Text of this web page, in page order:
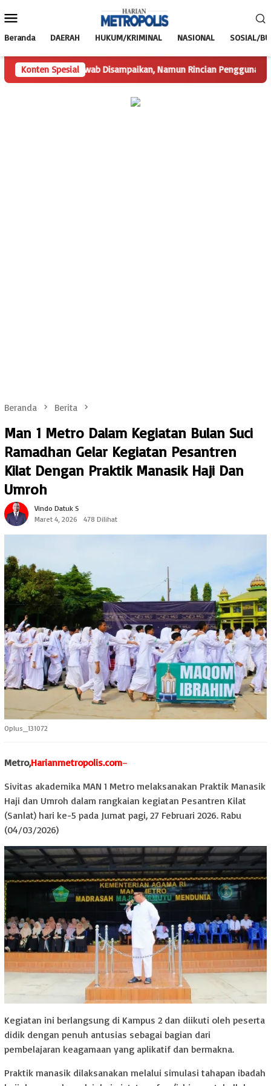
ke
Mobile
Beranda DAERAH HUKUM/KRIMINAL NASIONAL SOSIAL/
Konten Spesial
Hak Jawab Disampaikan, Namun Rincian Penggunaan Dana
Beranda Berita
Man 1 Metro Dalam Kegiatan Bulan Suci
Ramadhan Gelar Kegiatan Pesantren
Kilat Dengan Praktik Manasik Haji Dan
Umroh
Vindo Datuk S
Maret 4, 2026
478 Dilihat
Oplus_131072
Metro,Harianmetropolis.com–
Sivitas akademika MAN 1 Metro melaksanakan Praktik Manasik
Haji dan Umroh dalam rangkaian kegiatan Pesantren Kilat
(Sanlat) hari ke-5 pada Jumat pagi, 27 Februari 2026. Rabu
(04/03/2026)
Kegiatan ini berlangsung di Kampus 2 dan diikuti oleh peserta
didik dengan penuh antusias sebagai bagian dari
pembelajaran keagamaan yang aplikatif dan bermakna.
Praktik manasik dilaksanakan melalui simulasi tahapan ibadah